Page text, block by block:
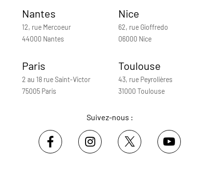
Nantes
12, rue Mercoeur
44000 Nantes
Nice
62, rue Gioffredo
06000 Nice
Paris
2 au 18 rue Saint-Victor
75005 Paris
Toulouse
43, rue Peyrolières
31000 Toulouse
Suivez-nous :